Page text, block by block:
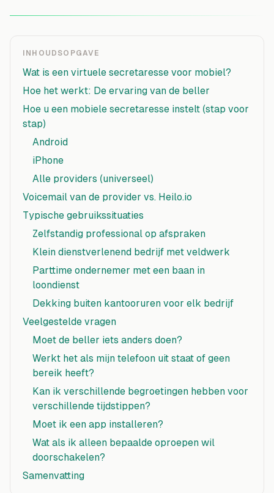
INHOUDSOPGAVE
Wat is een virtuele secretaresse voor mobiel?
Hoe het werkt: De ervaring van de beller
Hoe u een mobiele secretaresse instelt (stap voor
stap)
Android
iPhone
Alle providers (universeel)
Voicemail van de provider vs. Heilo.io
Typische gebruikssituaties
Zelfstandig professional op afspraken
Klein dienstverlenend bedrijf met veldwerk
Parttime ondernemer met een baan in
loondienst
Dekking buiten kantooruren voor elk bedrijf
Veelgestelde vragen
Moet de beller iets anders doen?
Werkt het als mijn telefoon uit staat of geen
bereik heeft?
Kan ik verschillende begroetingen hebben voor
verschillende tijdstippen?
Moet ik een app installeren?
Wat als ik alleen bepaalde oproepen wil
doorschakelen?
Samenvatting